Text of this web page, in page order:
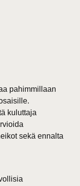
pahimmillaan
kuluttaja
sekä ennalta